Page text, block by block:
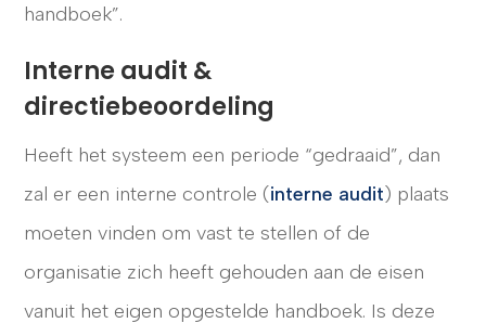
handboek”.
Interne audit &
directiebeoordeling
Heeft het systeem een periode “gedraaid”, dan
zal er een interne controle (interne audit) plaats
moeten vinden om vast te stellen of de
organisatie zich heeft gehouden aan de eisen
vanuit het eigen opgestelde handboek. Is deze